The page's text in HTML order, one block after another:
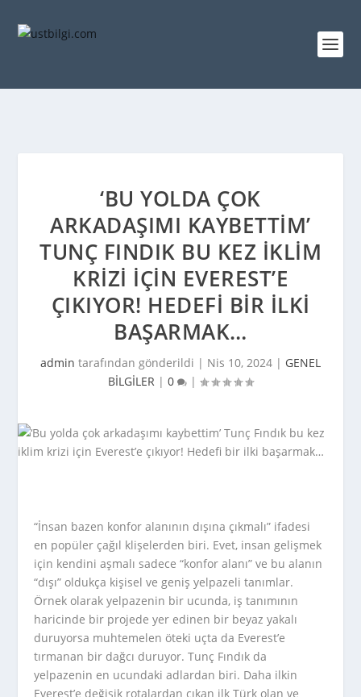
‘BU YOLDA ÇOK
ARKADAŞIMI KAYBETTIM’
TUNÇ FINDIK BU KEZ IKLIM
KRIZI IÇIN EVEREST’E
ÇIKIYOR! HEDEFI BIR ILKI
BAŞARMAK…
admin tarafından gönderildi | Nis 10, 2024 | GENEL
BİLGİLER | 0 |
“İnsan bazen konfor alanının dışına çıkmalı” ifadesi
en popüler çağıl klişelerden biri. Evet, insan gelişmek
için kendini aşmalı sadece “konfor alanı” ve bu alanın
“dışı” oldukça kişisel ve geniş yelpazeli tanımlar.
Örnek olarak yelpazenin bir ucunda, iş tanımının
haricinde bir projede yer edinen bir beyaz yakalı
duruyorsa muhtemelen öteki uçta da Everest’e
tırmanan bir dağcı duruyor. Tunç Fındık da
yelpazenin en ucundaki adlardan biri. Daha ilkin
Everest’e değişik rotalardan çıkan ilk Türk olan ve